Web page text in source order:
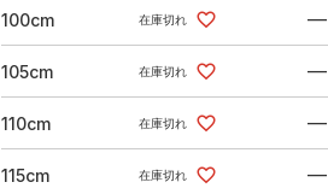
100cm 在庫切れ —
105cm 在庫切れ —
110cm 在庫切れ —
115cm 在庫切れ —